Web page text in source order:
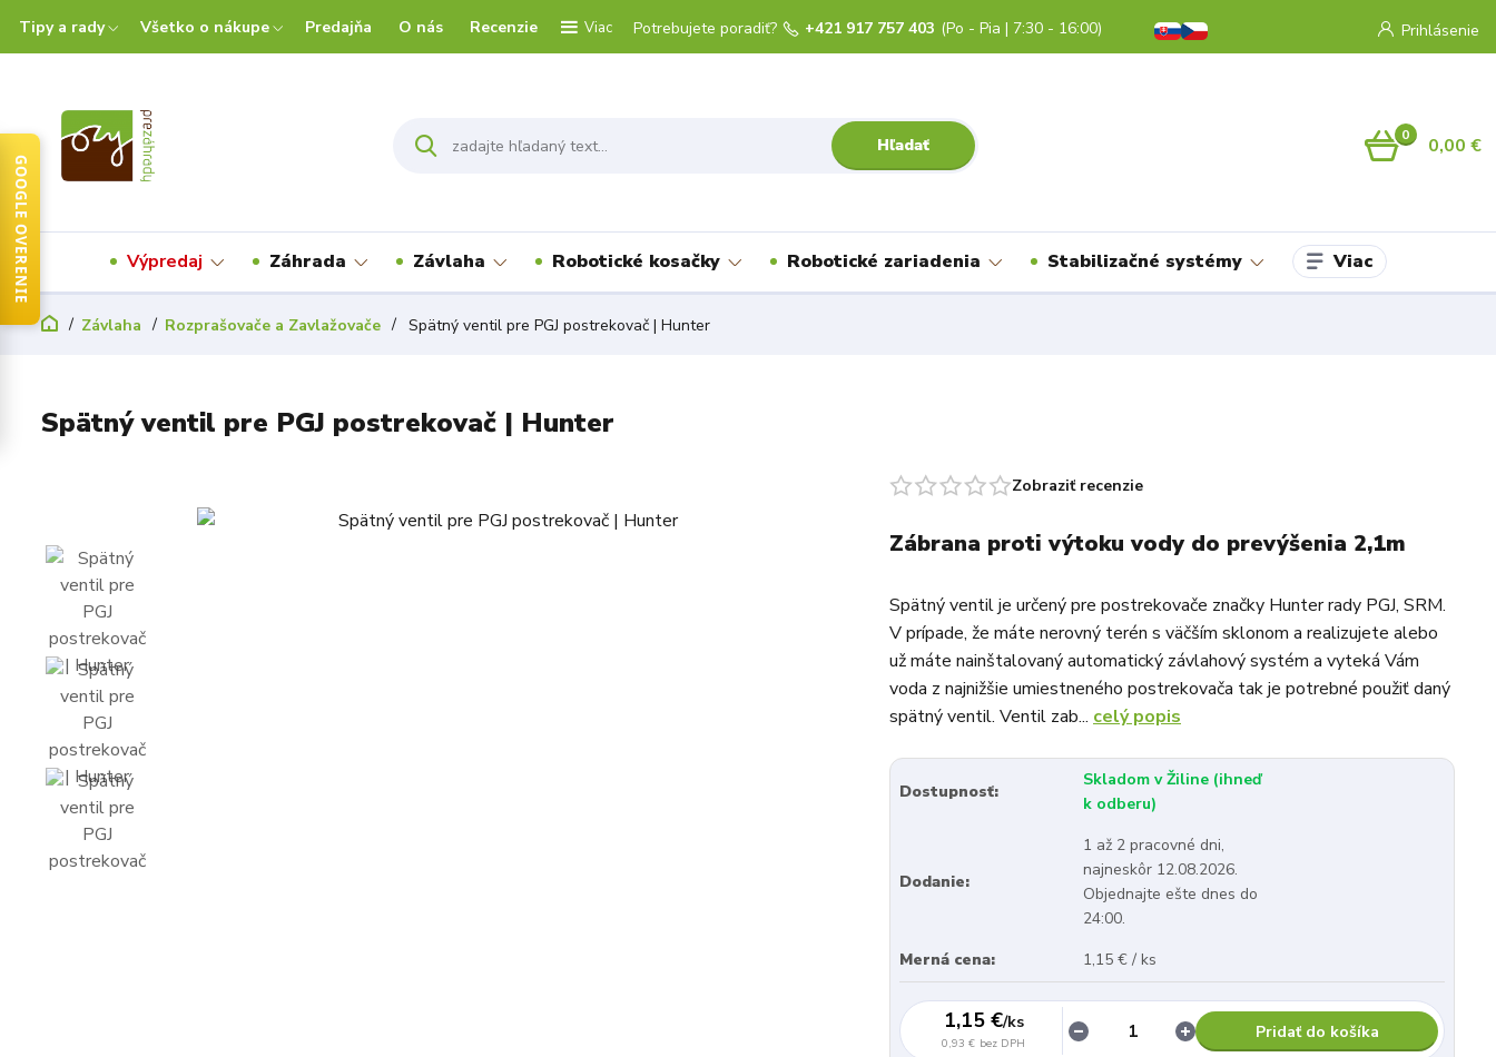
Tipy a rady Všetko o nákupe Predajňa O nás Recenzie Viac Prihlásenie
Hľadať
Potrebujete poradiť? +421 917 757 403 (Po - Pia | 7:30 - 16:00)
0 0,00 €
Výpredaj Záhrada Závlaha Robotické kosačky Robotické zariadenia Stabilizačné systémy Viac
Závlaha Rozprašovače a Zavlažovače Spätný ventil pre PGJ postrekovač | Hunter
Spätný ventil pre PGJ postrekovač | Hunter
Zobraziť recenzie
Zábrana proti výtoku vody do prevýšenia 2,1m
Spätný ventil je určený pre postrekovače značky Hunter rady PGJ, SRM.
V prípade, že máte nerovný terén s väčším sklonom a realizujete alebo
už máte nainštalovaný automatický závlahový systém a vyteká Vám
voda z najnižšie umiestneného postrekovača tak je potrebné použiť daný
spätný ventil. Ventil zab... celý popis
Dostupnosť:
Skladom v Žiline (ihneď
k odberu)
Dodanie:
1 až 2 pracovné dni,
najneskôr 12.08.2026.
Objednajte ešte dnes do
24:00.
Merná cena:
1,15 € / ks
1,15 €/ks
0,93 € bez DPH
Pridať do košíka
GOOGLE OVERENIE